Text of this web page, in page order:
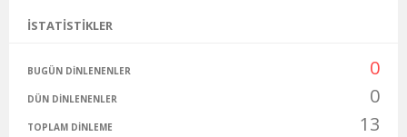
İSTATISTIKLER
BUGÜN DINLENENLER 0
DÜN DINLENENLER 0
TOPLAM DINLEME 13